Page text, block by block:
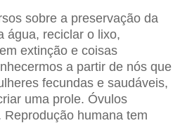
sobre a preservação da
água, reciclar o lixo,
extinção e coisas
a partir de nós que
fecundas e saudáveis,
uma prole. Óvulos
humana tem